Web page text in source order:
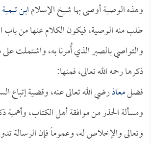
وهذه الوصية أوصى بها شيخ الإسلامابن تيمية
طلب منه الوصية، فيكون الكلام عنها من باب
والتواصي بالصبر الذي أُمرنا به، واشتملت
ذكرها رحمه الله تعالى، فمنها:
فضلمعاذرضي الله تعالى عنه، وقضية إتباع
ومسألة الحذر من موافقة أهل الكتاب، وأهمية
وتعالى والإخلاص له، وعموماً فإن الرسالة